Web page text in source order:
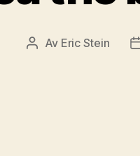
Inläggsförfattare
Av Eric Stein